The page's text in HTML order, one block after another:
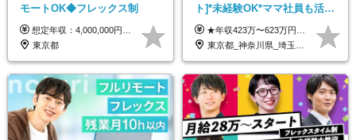
モートOK◆フレックス制
想定年収：4,000,000円 ～ 8,000,000円 月給：288,000円 ～ 570,000円 ※ご経験・能力に応じて決定いたします。 ※上記額にはみなし残業代を含みます。 ※超過分は全額支給いたします。 ※みなし残業代 45,000円 ～ 89,050円／月 ※みなし残業時間 20時間／月 ※試用期間：3ヶ月（試用期間中の待遇に差異はありません） 【固定残業代について】 固定残業20時間分（45,000円～89,050円）を含む ※超過分は別途全額支給
東京都
ト]*未経験OK*ママ社員も活躍
中*ブランクOK*全国どこでも
働ける
★年収423万〜623万円のモデルあり（想定時間外手当10時間分含む） ★半年に一度ドカンと支給のボーナスあり（半年に1度最大150万円） 月給25万円〜＋各種手当＋インセンティブ ＊リモートワーク手当（4000円/月） ＊リモートワーク一時金（1万5000円） ＊残業手当全額支給 ※経験・スキルにより月給を決定します ※試用期間：2ヵ月あり。期間中の雇用形態・給与・待遇に変更はありません 《頑張りはインセンティブとして還元！》 当社は5段階の評価制度を導入。 半期に1回の評価で最高ランク（5点）を獲得したメンバーには、 150万円のインセンティブを支給！ これが半年に一度のインセンティブとして支給されるため、 成果を出した分だけまとまった収入を得られる仕組みです。 【固定残業代について】 なし（残業代は、実際の労働時間に応じて別途全額支給）
東京都_神奈川県_埼玉県_千葉県_大阪府_愛知県_北海道_青森県_岩手県_宮城県_秋田県_山形県_福島県_茨城県_栃木県_群馬県_新潟県_山梨県_長野県_富山県_石川県_福井県_静岡県_岐阜県_三重県_兵庫県_京都府_滋賀県_奈良県_和歌山県_広島県_岡山県_鳥取県_島根県_山口県_徳島県_香川県_愛媛県_高知県_福岡県_熊本県_佐賀県_長崎県_大分県_宮崎県_鹿児島県_沖縄県